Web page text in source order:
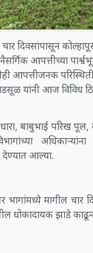
दिवसांपासून
आपत्तीच्या
आपत्तीजनक
यांनी आज विविध
बाबुभाई परिख
देण्यात आल्या.
भागांमध्ये मागील
धोकादायक झाडे